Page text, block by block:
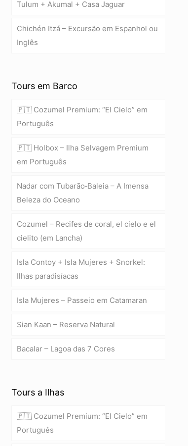
Tulum + Akumal + Casa Jaguar
Chichén Itzá – Excursão em Espanhol ou
Inglês
Tours em Barco
🇵🇹 Cozumel Premium: “El Cielo” em
Português
🇵🇹 Holbox – Ilha Selvagem Premium
em Português
Nadar com Tubarão‑Baleia – A Imensa
Beleza do Oceano
Cozumel – Recifes de coral, el cielo e el
cielito (em Lancha)
Isla Contoy + Isla Mujeres + Snorkel:
Ilhas paradisíacas
Isla Mujeres – Passeio em Catamaran
Sian Kaan – Reserva Natural
Bacalar – Lagoa das 7 Cores
Tours a Ilhas
🇵🇹 Cozumel Premium: “El Cielo” em
Português